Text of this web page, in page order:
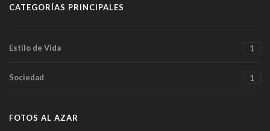
CATEGORÍAS PRINCIPALES
Estilo de Vida 1
Sociedad 1
FOTOS AL AZAR